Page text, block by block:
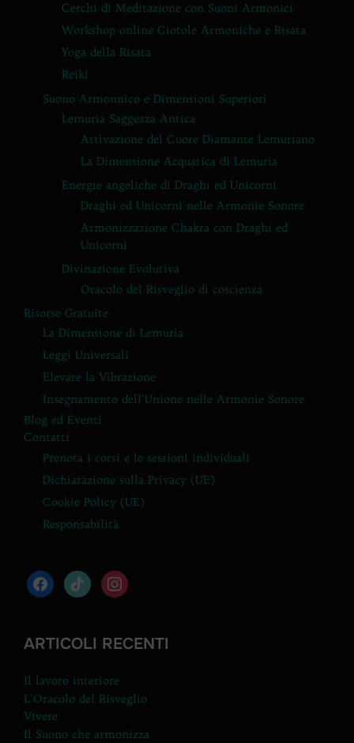
Cerchi di Meditazione con Suoni Armonici
Workshop online Ciotole Armoniche e Risata
Yoga della Risata
Reiki
Suono Armonnico e Dimensioni Superiori
Lemuria Saggezza Antica
Attivazione del Cuore Diamante Lemuriano
La Dimensione Acquatica di Lemuria
Energie angeliche di Draghi ed Unicorni
Draghi ed Unicorni nelle Armonie Sonore
Armonizzazione Chakra con Draghi ed
Unicorni
Divinazione Evolutiva
Oracolo del Risveglio di coscienza
Risorse Gratuite
La Dimensione di Lemuria
Leggi Universali
Elevare la Vibrazione
Insegnamento dell’Unione nelle Armonie Sonore
Blog ed Eventi
Contatti
Prenota i corsi e le sessioni individuali
Dichiarazione sulla Privacy (UE)
Cookie Policy (UE)
Responsabilità
facebooktiktok instagram
ARTICOLI RECENTI
Il lavoro interiore
L’Oracolo del Risveglio
Vivere
Il Suono che armonizza